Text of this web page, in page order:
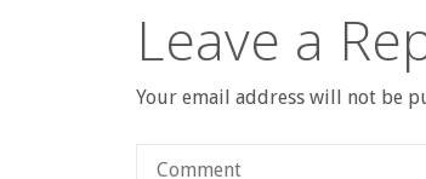
Leave a
Your email address will not be